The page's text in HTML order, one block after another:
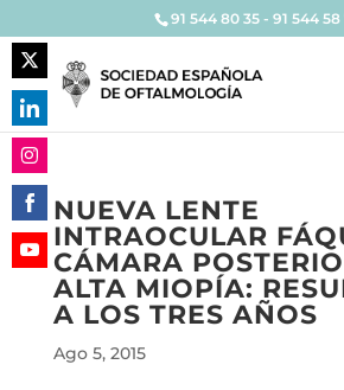
91 544 80 35 - 91 544 58
NUEVA LENTE
INTRAOCULAR
CÁMARA
ALTA MIOPÍA:
A LOS TRES AÑOS
Ago 5, 2015
Share
on
Twitter
Share
on
LinkedIn
Share
on
Instagram
Share
on
Facebook
Share